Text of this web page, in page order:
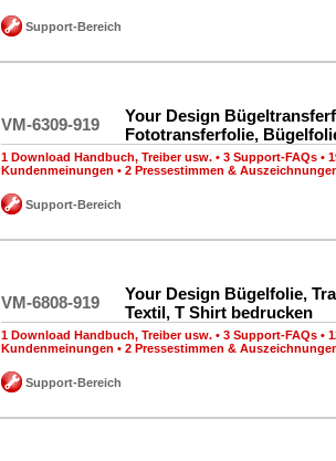
Support-Bereich
VM-6309-919
Your Design
Fototransferfolie,
1 Download Handbuch, Treiber usw. • 3 Support-FAQs •
Kundenmeinungen • 2 Pressestimmen &
Support-Bereich
VM-6808-919
Your Design Bügelfolie,
Textil, T Shirt bedrucken
1 Download Handbuch, Treiber usw. • 3 Support-FAQs •
Kundenmeinungen • 2 Pressestimmen &
Support-Bereich